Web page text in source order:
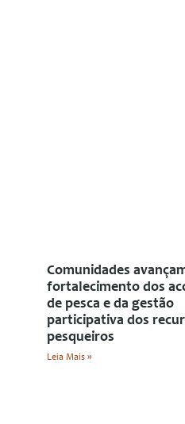
Comunidades
fortalecimento dos
de pesca e da gestão
participativa dos
pesqueiros
Leia Mais »